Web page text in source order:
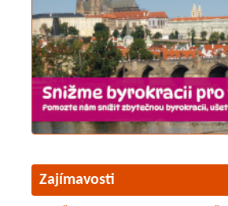
Zajímavosti